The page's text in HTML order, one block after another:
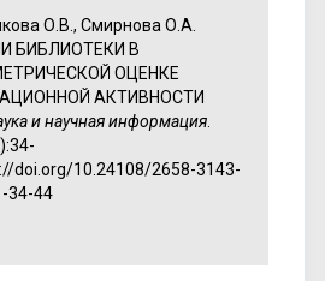
О.В., Смирнова О.А.
БИБЛИОТЕКИ В
ОЦЕНКЕ
АКТИВНОСТИ
и научная информация
doi.org/10.24108/2658-3143-
34-44